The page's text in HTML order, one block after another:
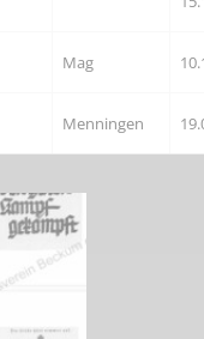
Mag
Menningen